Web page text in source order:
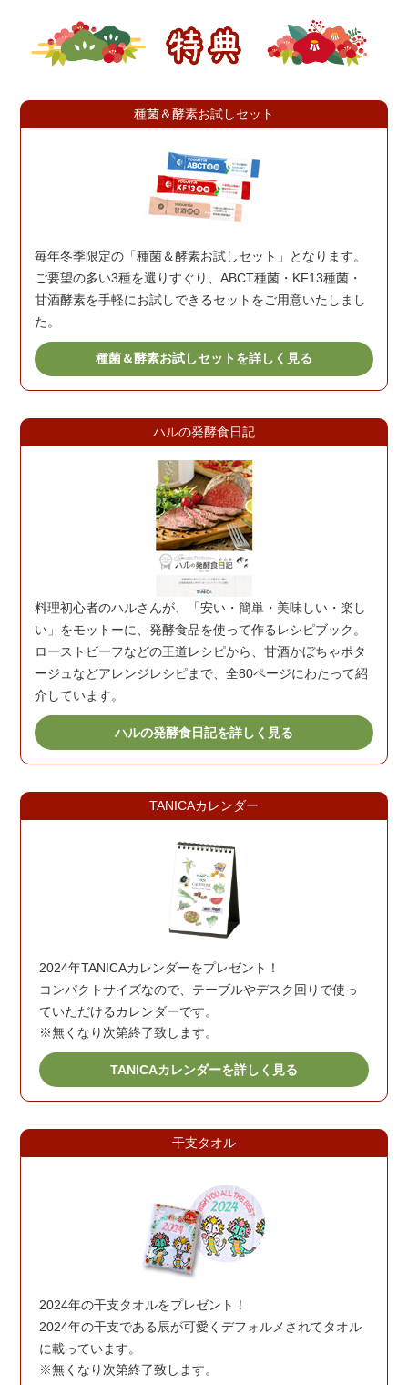
種菌＆酵素お試しセット
毎年冬季限定の「種菌＆酵素お試しセット」となります。
ご要望の多い3種を選りすぐり、ABCT種菌・KF13種菌・
甘酒酵素を手軽にお試しできるセットをご用意いたしまし
た。
種菌＆酵素お試しセットを詳しく見る
ハルの発酵食日記
料理初心者のハルさんが、「安い・簡単・美味しい・楽し
い」をモットーに、発酵食品を使って作るレシピブック。
ローストビーフなどの王道レシピから、甘酒かぼちゃポタ
ージュなどアレンジレシピまで、全80ページにわたって紹
介しています。
ハルの発酵食日記を詳しく見る
TANICAカレンダー
2024年TANICAカレンダーをプレゼント！
コンパクトサイズなので、テーブルやデスク回りで使っ
ていただけるカレンダーです。
※無くなり次第終了致します。
TANICAカレンダーを詳しく見る
干支タオル
2024年の干支タオルをプレゼント！
2024年の干支である辰が可愛くデフォルメされてタオル
に載っています。
※無くなり次第終了致します。